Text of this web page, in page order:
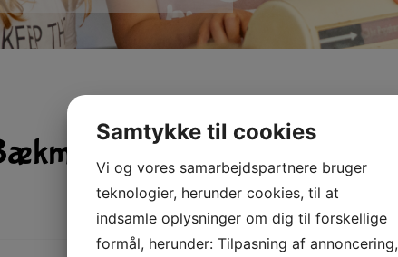
Plejehjem d. 31.
Samtykke til cookies
Vi og vores samarbejdspartnere bruger
teknologier, herunder cookies, til at
indsamle oplysninger om dig til forskellige
formål, herunder: Tilpasning af annoncering,